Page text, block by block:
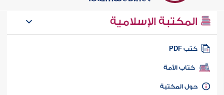
المكتبة الإسلامية
كتب PDF
كتاب الأمة